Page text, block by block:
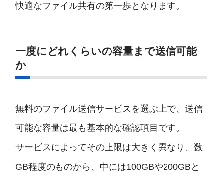
快適なファイル共有の第一歩となります。
一度にどれくらいの容量まで送信可能
か
無料のファイル送信サービスを選ぶ上で、送信
可能な容量は最も基本的な確認項目です。
サービスによってその上限は大きく異なり、数
GB程度のものから、中には100GBや200GBと